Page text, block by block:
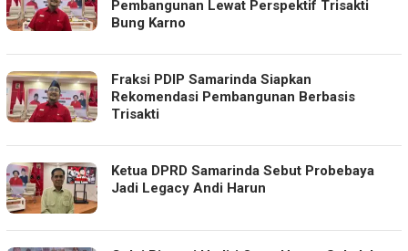
Pembangunan Lewat Perspektif Trisakti
Bung Karno
Fraksi PDIP Samarinda Siapkan
Rekomendasi Pembangunan Berbasis
Trisakti
Ketua DPRD Samarinda Sebut Probebaya
Jadi Legacy Andi Harun